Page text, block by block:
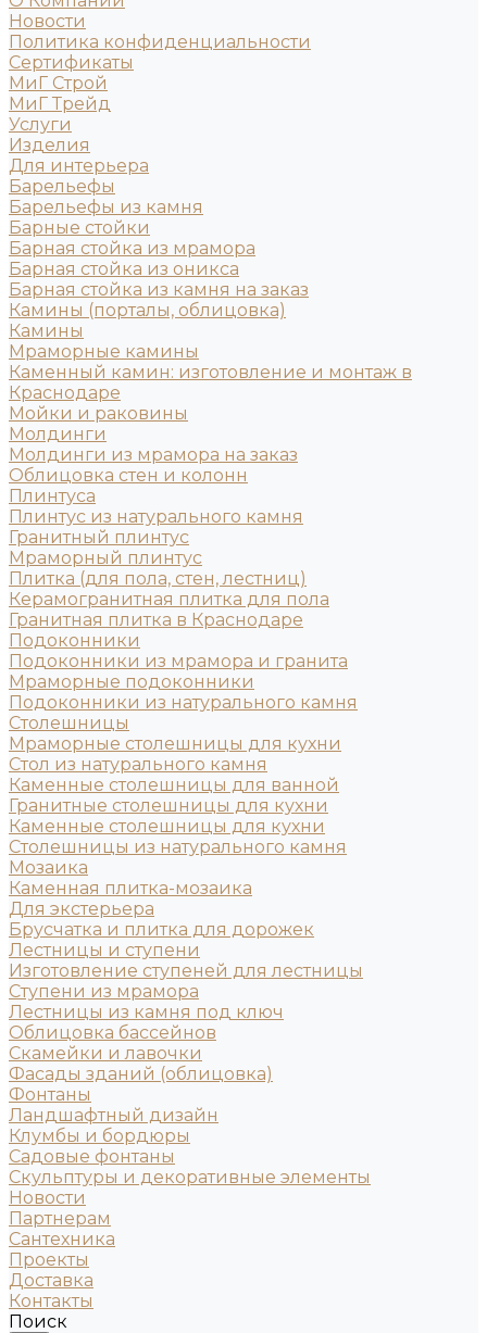
Новости
Политика конфиденциальности
Сертификаты
МиГ Строй
МиГ Трейд
Услуги
Изделия
Для интерьера
Барельефы
Барельефы из камня
Барные стойки
Барная стойка из мрамора
Барная стойка из оникса
Барная стойка из камня на заказ
Камины (порталы, облицовка)
Камины
Мраморные камины
Каменный камин: изготовление и монтаж в
Краснодаре
Мойки и раковины
Молдинги
Молдинги из мрамора на заказ
Облицовка стен и колонн
Плинтуса
Плинтус из натурального камня
Гранитный плинтус
Мраморный плинтус
Плитка (для пола, стен, лестниц)
Керамогранитная плитка для пола
Гранитная плитка в Краснодаре
Подоконники
Подоконники из мрамора и гранита
Мраморные подоконники
Подоконники из натурального камня
Столешницы
Мраморные столешницы для кухни
Стол из натурального камня
Каменные столешницы для ванной
Гранитные столешницы для кухни
Каменные столешницы для кухни
Столешницы из натурального камня
Мозаика
Каменная плитка-мозаика
Для экстерьера
Брусчатка и плитка для дорожек
Лестницы и ступени
Изготовление ступеней для лестницы
Ступени из мрамора
Лестницы из камня под ключ
Облицовка бассейнов
Скамейки и лавочки
Фасады зданий (облицовка)
Фонтаны
Ландшафтный дизайн
Клумбы и бордюры
Садовые фонтаны
Скульптуры и декоративные элементы
Новости
Партнерам
Сантехника
Проекты
Доставка
Контакты
Поиск